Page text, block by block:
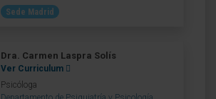
Sede Madrid
Dra. Carmen Laspra Solís
Ver Curriculum
Psicóloga